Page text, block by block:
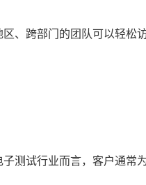
、跨部门的团队可以轻松
测试行业而言，客户通常